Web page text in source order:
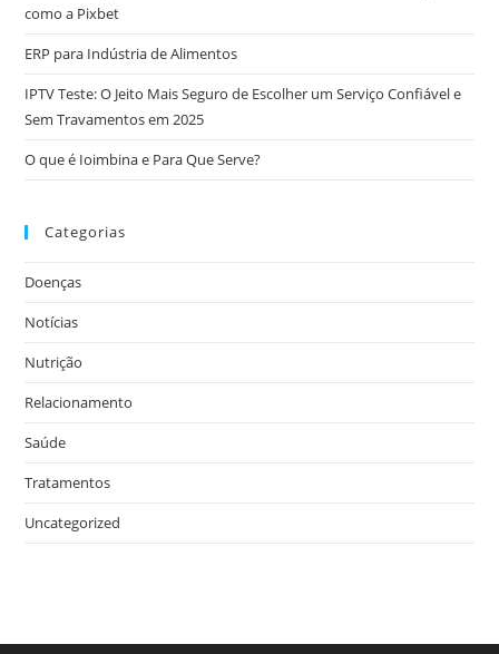
como a Pixbet
ERP para Indústria de Alimentos
IPTV Teste: O Jeito Mais Seguro de Escolher um Serviço Confiável e
Sem Travamentos em 2025
O que é Ioimbina e Para Que Serve?
Categorias
Doenças
Notícias
Nutrição
Relacionamento
Saúde
Tratamentos
Uncategorized